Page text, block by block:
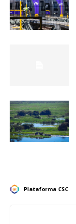
Plataforma CSC